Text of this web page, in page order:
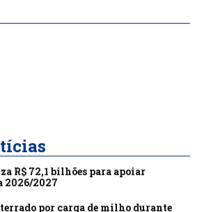
R$ 72,1 bilhões para apoiar
2026/2027
por carga de milho durante